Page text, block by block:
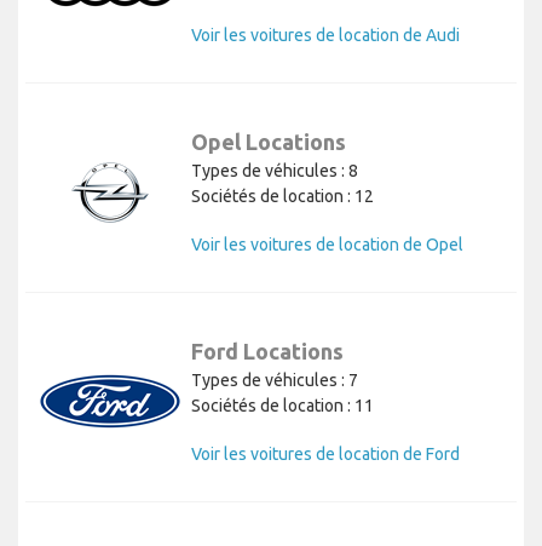
Voir les voitures de location de Audi
Opel Locations
Types de véhicules : 8
Sociétés de location : 12
Voir les voitures de location de Opel
Ford Locations
Types de véhicules : 7
Sociétés de location : 11
Voir les voitures de location de Ford